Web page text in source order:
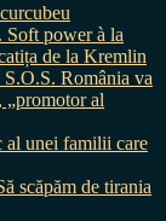
power à la
de la Kremlin
România va
„promotor al
al unei familii care
scăpăm de tirania